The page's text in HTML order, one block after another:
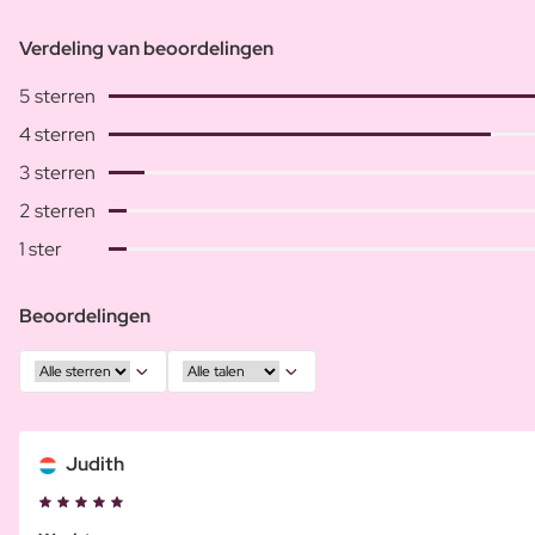
Verdeling van beoordelingen
5 sterren
4 sterren
3 sterren
2 sterren
1 ster
Beoordelingen
Judith